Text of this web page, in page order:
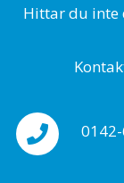
Hittar du inte